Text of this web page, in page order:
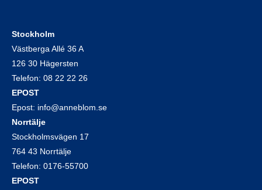
Stockholm
Västberga Allé 36 A
126 30 Hägersten
Telefon: 08 22 22 26
EPOST
Epost: info@anneblom.se
Norrtälje
Stockholmsvägen 17
764 43 Norrtälje
Telefon: 0176-55700
EPOST